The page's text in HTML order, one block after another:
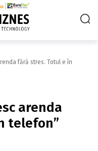
fără stres. Totul e în
arenda
telefon”